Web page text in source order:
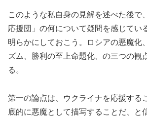
このような私自身の見解を述べた後で
応援団」の何について疑問を感じてい
明らかにしておこう。ロシアの悪魔化
ズム、勝利の至上命題化、の三つの観
る。
第一の論点は、ウクライナを応援する
底的に悪魔として描写することだ、と